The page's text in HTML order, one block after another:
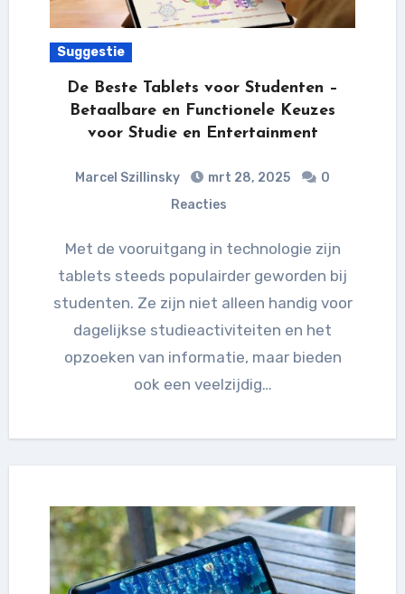
Suggestie
De Beste Tablets voor Studenten –
Betaalbare en Functionele Keuzes
voor Studie en Entertainment
Marcel Szillinsky mrt 28, 2025
0
Reacties
Met de vooruitgang in technologie zijn
tablets steeds populairder geworden bij
studenten. Ze zijn niet alleen handig voor
dagelijkse studieactiviteiten en het
opzoeken van informatie, maar bieden
ook een veelzijdig…